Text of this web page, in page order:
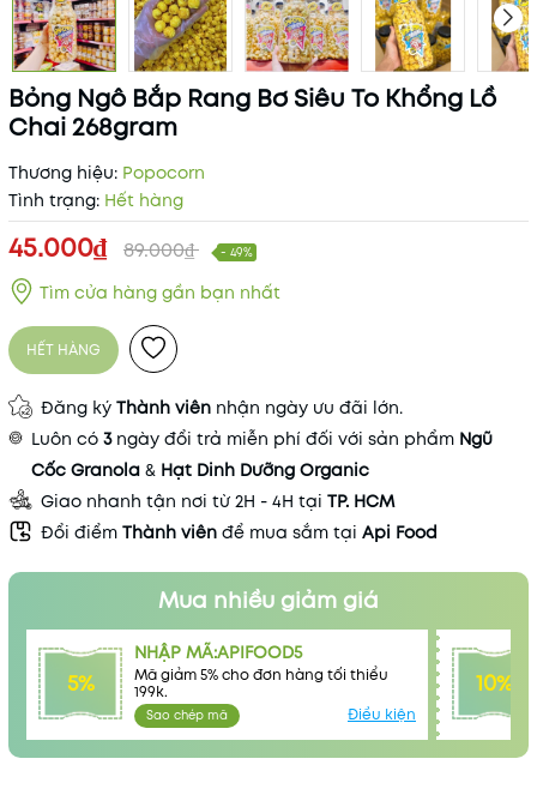
Bỏng Ngô Bắp Rang Bơ Siêu To Khổng Lồ
Chai 268gram
Thương hiệu: Popocorn
Tình trạng: Hết hàng
45.000₫ 89.000₫ - 49%
Tìm cửa hàng gần bạn nhất
HẾT HÀNG
Đăng ký Thành viên nhận ngày ưu đãi lớn.
Luôn có3 ngày đổi trả miễn phí đối với sản phẩm Ngũ
Cốc Granola & Hạt Dinh Dưỡng Organic
Giao nhanh tận nơi từ 2H - 4H tại TP. HCM
Đổi điểm Thành viên để mua sắm tại Api Food
Mua nhiều giảm giá
5%
NHẬP MÃ:APIFOOD5
Mã giảm 5% cho đơn hàng tối thiểu
199k.
Sao chép mã Điều kiện
10%
Mã khuyến mãi:
Điều kiện: